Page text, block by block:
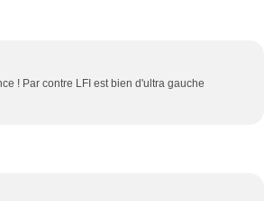
! Par contre LFI est bien d'ultra gauche